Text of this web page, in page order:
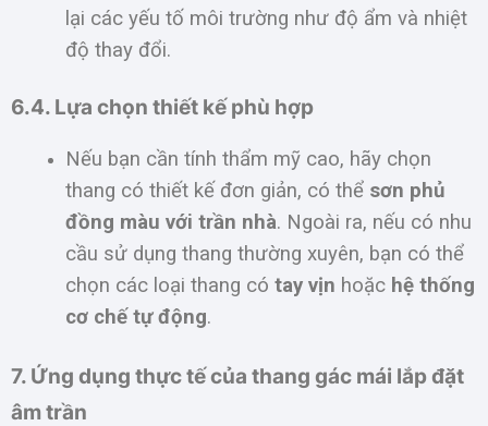
lại các yếu tố môi trường như độ ẩm và nhiệt
độ thay đổi.
6.4. Lựa chọn thiết kế phù hợp
Nếu bạn cần tính thẩm mỹ cao, hãy chọn
thang có thiết kế đơn giản, có thể sơn phủ
đồng màu với trần nhà. Ngoài ra, nếu có nhu
cầu sử dụng thang thường xuyên, bạn có thể
chọn các loại thang có tay vịn hoặc hệ thống
cơ chế tự động.
7. Ứng dụng thực tế của thang gác mái lắp đặt
âm trần